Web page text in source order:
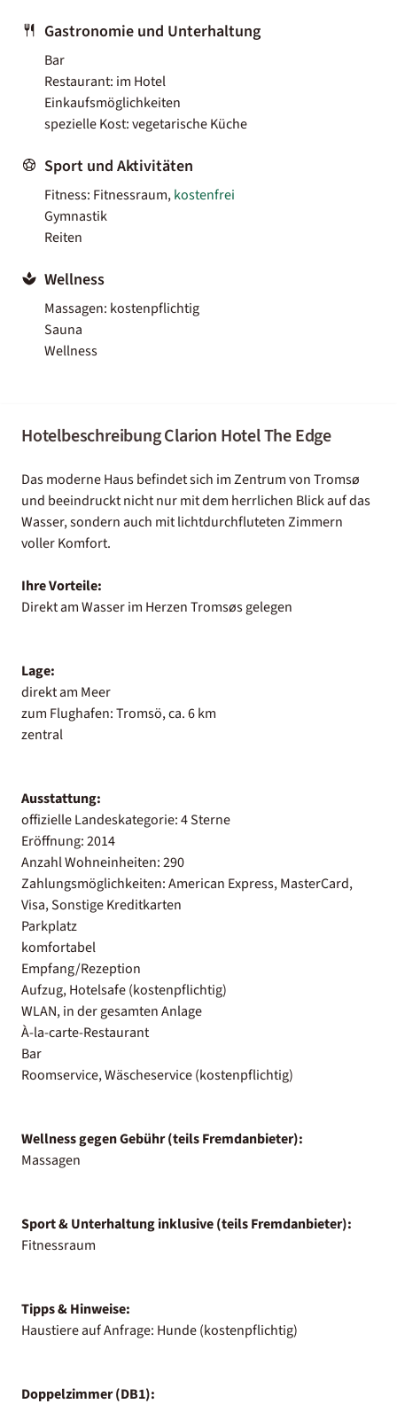
Gastronomie und Unterhaltung
Bar
Restaurant: im Hotel
Einkaufsmöglichkeiten
spezielle Kost: vegetarische Küche
Sport und Aktivitäten
Fitness: Fitnessraum,kostenfrei
Gymnastik
Reiten
Wellness
Massagen: kostenpflichtig
Sauna
Wellness
Hotelbeschreibung Clarion Hotel The Edge
Das moderne Haus befindet sich im Zentrum von Tromsø
und beeindruckt nicht nur mit dem herrlichen Blick auf das
Wasser, sondern auch mit lichtdurchfluteten Zimmern
voller Komfort.
Ihre Vorteile:
Direkt am Wasser im Herzen Tromsøs gelegen
Lage:
direkt am Meer
zum Flughafen: Tromsö, ca. 6 km
zentral
Ausstattung:
offizielle Landeskategorie: 4 Sterne
Eröffnung: 2014
Anzahl Wohneinheiten: 290
Zahlungsmöglichkeiten: American Express, MasterCard,
Visa, Sonstige Kreditkarten
Parkplatz
komfortabel
Empfang/Rezeption
Aufzug, Hotelsafe (kostenpflichtig)
WLAN, in der gesamten Anlage
À-la-carte-Restaurant
Bar
Roomservice, Wäscheservice (kostenpflichtig)
Wellness gegen Gebühr (teils Fremdanbieter):
Massagen
Sport & Unterhaltung inklusive (teils Fremdanbieter):
Fitnessraum
Tipps & Hinweise:
Haustiere auf Anfrage: Hunde (kostenpflichtig)
Doppelzimmer (DB1):